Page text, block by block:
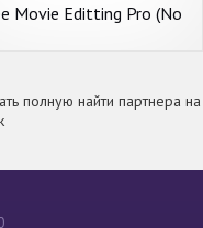
Movie Editting Pro (No
полную найти партнера на